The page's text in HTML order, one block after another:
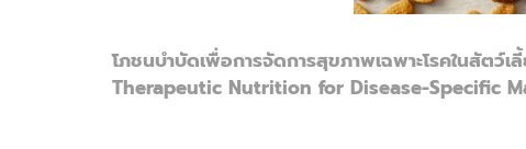
โภชนบำบัดเพื่อการจัดการสุขภาพเฉพาะโรคในสัตว์เ
Therapeutic Nutrition for Disease-Specific